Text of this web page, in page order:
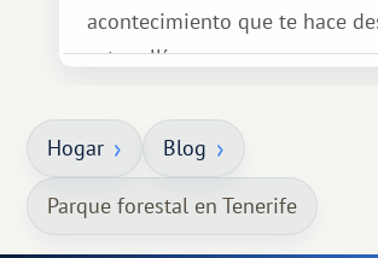
acontecimiento que te hace
estar allí...
Hogar Blog
Parque forestal en Tenerife